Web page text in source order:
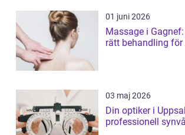
01 juni 2026
Massage i
rätt behandling för
03 maj 2026
Din optiker i
professionell